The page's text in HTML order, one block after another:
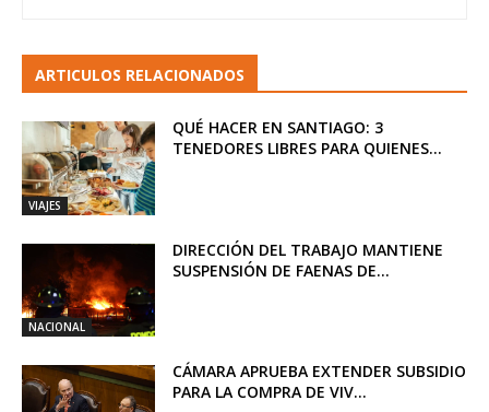
ARTICULOS RELACIONADOS
VIAJES
QUÉ HACER EN SANTIAGO: 3
TENEDORES LIBRES PARA QUIENES...
NACIONAL
DIRECCIÓN DEL TRABAJO MANTIENE
SUSPENSIÓN DE FAENAS DE...
CÁMARA APRUEBA EXTENDER SUBSIDIO
PARA LA COMPRA DE VIV...